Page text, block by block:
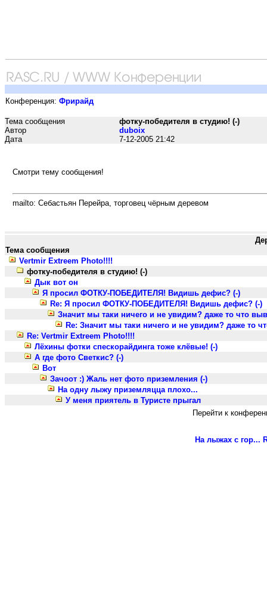
Конференция: Фрирайд
Тема сообщения
фотку-победителя в студию! (-)
Автор
duboix
Дата
7-12-2005 21:42
Смотри тему сообщения!
mailto: Себастьян Перейра, торговец чёрным деревом
Тема сообщения
Vertmir Extreem Photo!!!!
фотку-победителя в студию! (-)
Дык вот он
Я просил ФОТКУ-ПОБЕДИТЕЛЯ! Видишь дефис? (-)
Re: Я просил ФОТКУ-ПОБЕДИТЕЛЯ! Видишь дефис? (-)
Значит мы таки ничего и не увидим? даже то что
Re: Значит мы таки ничего и не увидим? даже то
Re: Vertmir Extreem Photo!!!!
Лёхины фотки спескорайдинга тоже клёвые! (-)
А где фото Светкис? (-)
Вот
Зачоот :) Жаль нет фото приземления (-)
На одну лыжу приземляцца плохо...
У меня приятель в Туристе прыгал
Перейти к
На лыжах с гор...